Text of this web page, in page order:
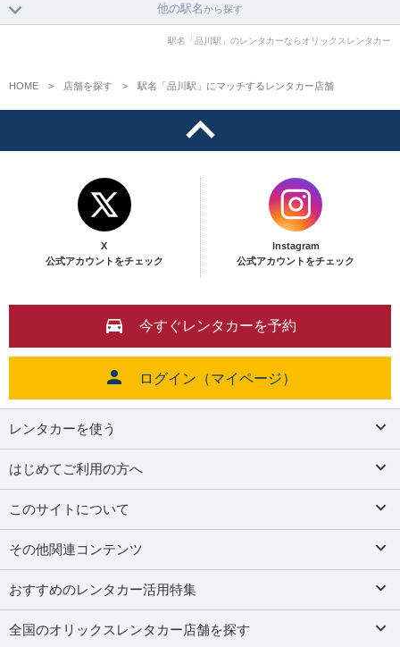
他の駅名から探す
駅名「品川駅」のレンタカーならオリックスレンタカー
HOME 店舗を探す 駅名「品川駅」にマッチするレンタカー店舗
X
公式アカウントをチェック
Instagram
公式アカウントをチェック
今すぐレンタカーを予約
ログイン（マイページ）
レンタカーを使う
はじめてご利用の方へ
このサイトについて
その他関連コンテンツ
おすすめのレンタカー活用特集
全国のオリックスレンタカー店舗を探す